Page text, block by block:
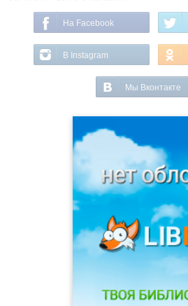
На Facebook
В Instagram
Мы Вконтакте